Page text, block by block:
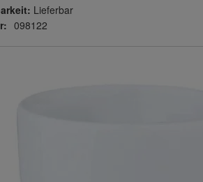
Lieferbar
098122